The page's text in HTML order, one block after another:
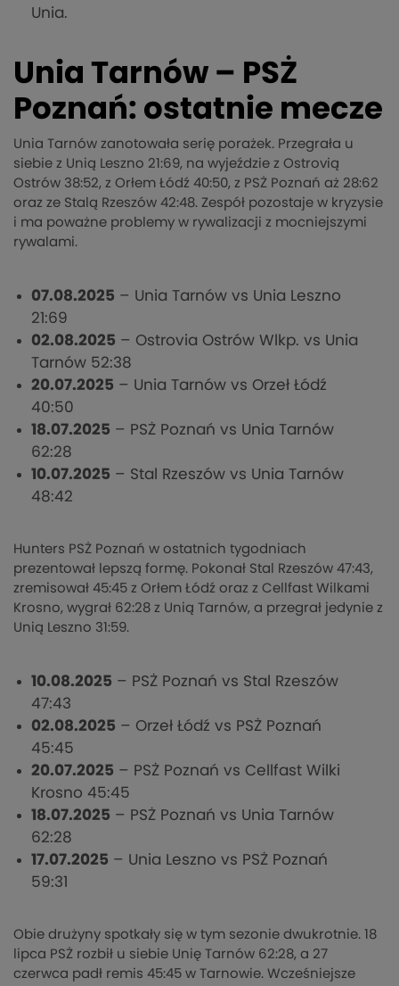
Unia.
Unia Tarnów – PSŻ
Poznań: ostatnie mecze
Unia Tarnów zanotowała serię porażek. Przegrała u
siebie z Unią Leszno 21:69, na wyjeździe z Ostrovią
Ostrów 38:52, z Orłem Łódź 40:50, z PSŻ Poznań aż 28:62
oraz ze Stalą Rzeszów 42:48. Zespół pozostaje w kryzysie
i ma poważne problemy w rywalizacji z mocniejszymi
rywalami.
07.08.2025 – Unia Tarnów vs Unia Leszno
21:69
02.08.2025 – Ostrovia Ostrów Wlkp. vs Unia
Tarnów 52:38
20.07.2025 – Unia Tarnów vs Orzeł Łódź
40:50
18.07.2025 – PSŻ Poznań vs Unia Tarnów
62:28
10.07.2025 – Stal Rzeszów vs Unia Tarnów
48:42
Hunters PSŻ Poznań w ostatnich tygodniach
prezentował lepszą formę. Pokonał Stal Rzeszów 47:43,
zremisował 45:45 z Orłem Łódź oraz z Cellfast Wilkami
Krosno, wygrał 62:28 z Unią Tarnów, a przegrał jedynie z
Unią Leszno 31:59.
10.08.2025 – PSŻ Poznań vs Stal Rzeszów
47:43
02.08.2025 – Orzeł Łódź vs PSŻ Poznań
45:45
20.07.2025 – PSŻ Poznań vs Cellfast Wilki
Krosno 45:45
18.07.2025 – PSŻ Poznań vs Unia Tarnów
62:28
17.07.2025 – Unia Leszno vs PSŻ Poznań
59:31
Obie drużyny spotkały się w tym sezonie dwukrotnie. 18
lipca PSŻ rozbił u siebie Unię Tarnów 62:28, a 27
czerwca padł remis 45:45 w Tarnowie. Wcześniejsze